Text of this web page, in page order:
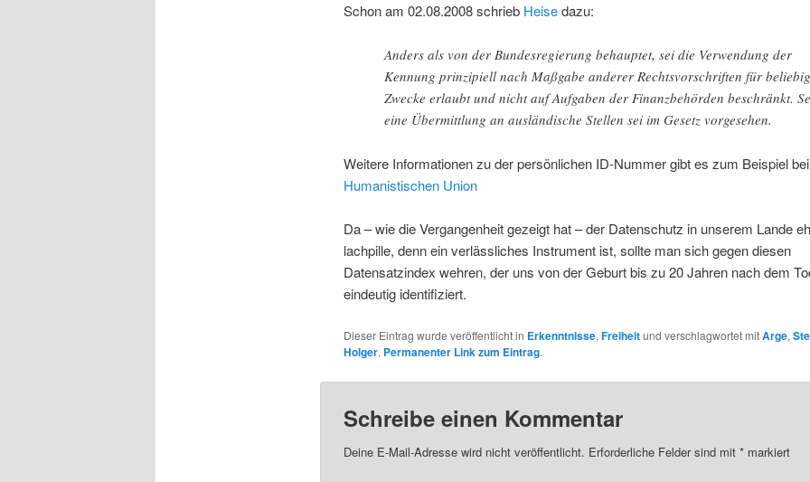
Schon am 02.08.2008 schrieb Heisedazu:
Anders als von der Bundesregierung behauptet, sei die Verwendung der
Kennung prinzipiell nach Maßgabe anderer Rechtsvorschriften für
Zwecke erlaubt und nicht auf Aufgaben der Finanzbehörden beschränkt.
eine Übermittlung an ausländische Stellen sei im Gesetz vorgesehen.
Weitere Informationen zu der persönlichen ID-Nummer gibt es zum Beispiel
Humanistischen Union
Da – wie die Vergangenheit gezeigt hat – der Datenschutz in unserem Lande
lachpille, denn ein verlässliches Instrument ist, sollte man sich gegen diesen
Datensatzindex wehren, der uns von der Geburt bis zu 20 Jahren nach dem
eindeutig identifiziert.
Dieser Eintrag wurde veröffentlicht in Erkenntnisse, Freiheitund verschlagwortet mitArge,
Holger. Permanenter Link zum Eintrag.
Schreibe einen Kommentar
Deine E-Mail-Adresse wird nicht veröffentlicht. Erforderliche Felder sind mit *markiert